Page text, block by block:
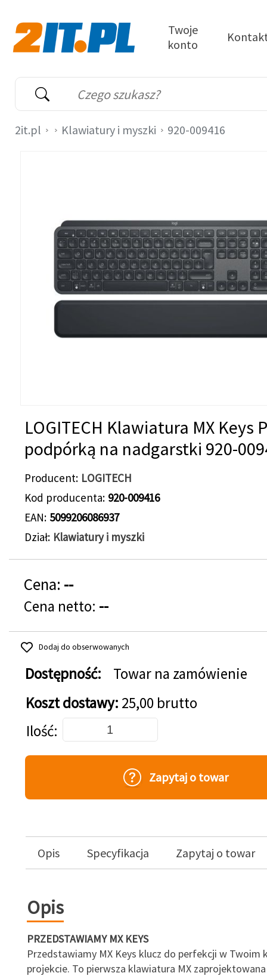
Wyszukiwarka
Słowo kluczowe
Twoje
konto
2it.pl Klawiatury i myszki 920-009416
LOGITECH Klawiatura MX Keys
podpórką na nadgarstki 920-
Producent LOGITECH
Kod producenta 920-009416
EAN 5099206086937
Dział Klawiatury i myszki
Cena: --
Cena netto: --
Dodaj do obserwowanych
Dostępność:
Towar na zamówienie
Koszt dostawy: 25,00 brutto
Dodaj do koszyka
Ilość
Zapytaj o towar
Opis Specyfikacja Zapytaj o towar
Opis
PRZEDSTAWIAMY MX KEYS
Przedstawiamy MX Keys klucz do perfekcji w Twoim
projekcie. To pierwsza klawiatura MX